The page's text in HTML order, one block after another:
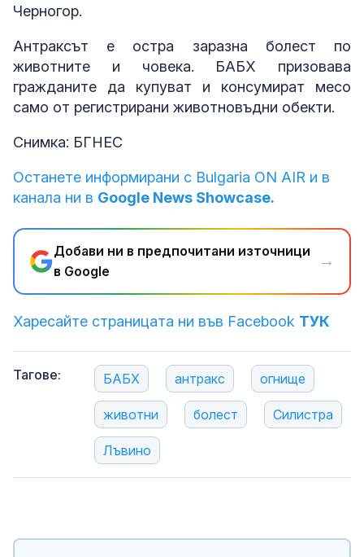
Черногор.
Антраксът е остра заразна болест по
животните и човека. БАБХ призовава
гражданите да купуват и консумират месо
само от регистрирани животновъдни обекти.
Снимка: БГНЕС
Останете информирани с Bulgaria ON AIR и в
канала ни в Google News Showcase.
Добави ни в предпочитани източници
в Google
→
Харесайте страницата ни във Facebook ТУК
Тагове: БАБХ антракс огнище
животни болест Силистра
Лъвино